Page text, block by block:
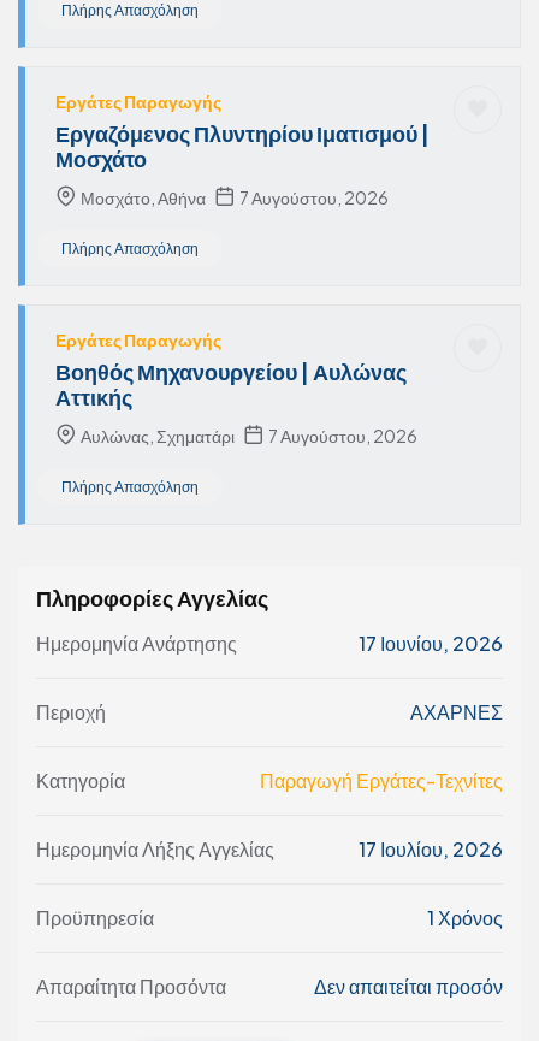
Πλήρης Απασχόληση
Εργάτες Παραγωγής
Εργαζόμενος Πλυντηρίου Ιματισμού |
Μοσχάτο
Μοσχάτο, Αθήνα 7 Αυγούστου, 2026
Πλήρης Απασχόληση
Εργάτες Παραγωγής
Βοηθός Μηχανουργείου | Αυλώνας
Αττικής
Αυλώνας, Σχηματάρι 7 Αυγούστου, 2026
Πλήρης Απασχόληση
Πληροφορίες Αγγελίας
Ημερομηνία Ανάρτησης 17 Ιουνίου, 2026
Περιοχή ΑΧΑΡΝΕΣ
Κατηγορία Παραγωγή Εργάτες-Τεχνίτες
Ημερομηνία Λήξης Αγγελίας 17 Ιουλίου, 2026
Προϋπηρεσία 1 Χρόνος
Απαραίτητα Προσόντα Δεν απαιτείται προσόν